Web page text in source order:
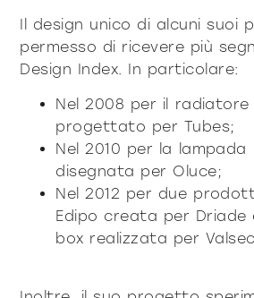
Il design unico di alcuni suoi
permesso di ricevere più
Design Index. In particolare:
Nel 2008 per il radiatore
progettato per Tubes;
Nel 2010 per la lampada
disegnata per Oluce;
Nel 2012 per due
Edipo creata per Driade
box realizzata per